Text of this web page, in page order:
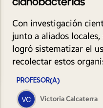
Con investigación
junto a aliados
logró sistematizar el
recolectar estos
PROFESOR(A)
Victoria Calcaterra